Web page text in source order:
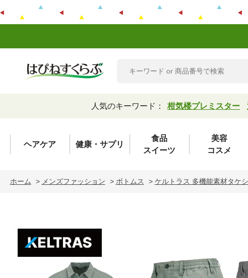
人気のキーワード： 柑気楼プレミスター
ヘアケア 健康・サプリ
食品
スイーツ
美容
コスメ
ホーム > メンズファッション > ボトムス > ケルトラス 多機能素材タケ